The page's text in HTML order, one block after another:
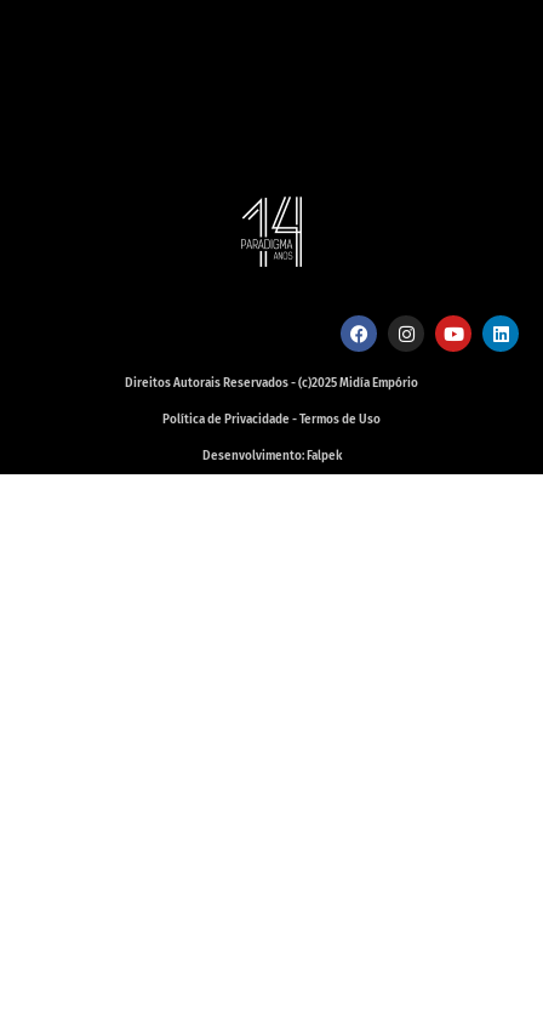
Política de Privacidade - Termos de Uso